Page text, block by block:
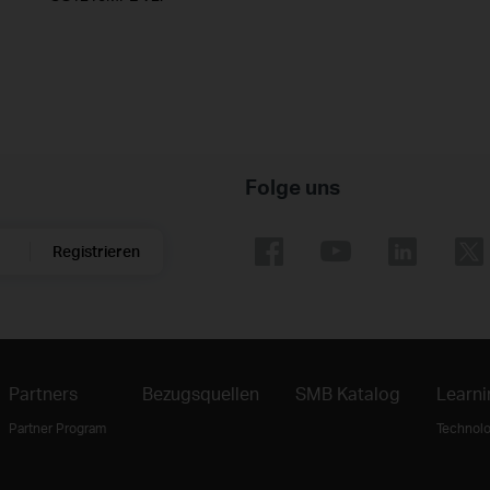
Registrieren
Folge uns
Partners
Partner Program
Bezugsquellen SMB Katalog